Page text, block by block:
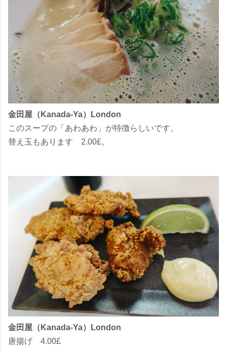
金田屋（Kanada-Ya）London
このスープの「あわあわ」が特徴らしいです。
替え玉もあります 2.00£。
金田屋（Kanada-Ya）London
唐揚げ 4.00£